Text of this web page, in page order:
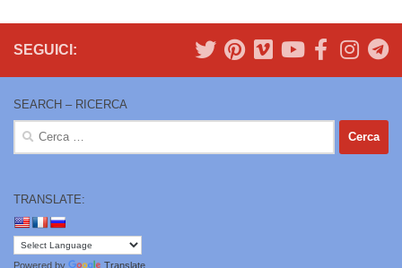
SEGUICI:
SEARCH – RICERCA
Ricerca
TRANSLATE:
Powered by Translate